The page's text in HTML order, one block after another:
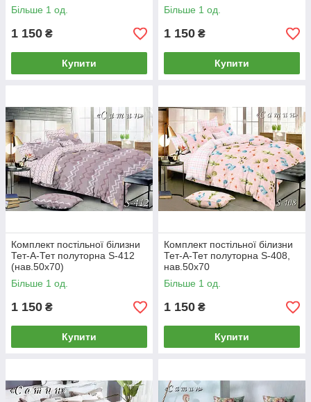
Більше 1 од.
1 150 ₴
Купити
Більше 1 од.
1 150 ₴
Купити
Комплект постільної білизни
Тет-А-Тет полуторна S-412
(нав.50х70)
Більше 1 од.
1 150 ₴
Купити
Комплект постільної білизни
Тет-А-Тет полуторна S-408,
нав.50х70
Більше 1 од.
1 150 ₴
Купити